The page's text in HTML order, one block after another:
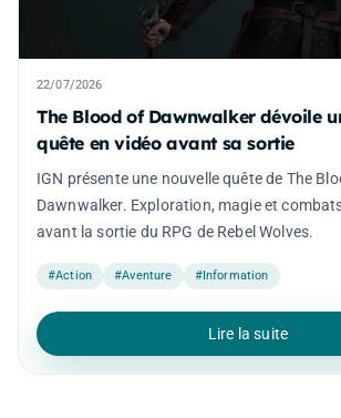
22/07/2026
The Blood of Dawnwalker dévoile
quête en vidéo avant sa sortie
IGN présente une nouvelle quête de The
Dawnwalker. Exploration, magie et
avant la sortie du RPG de Rebel Wolves.
#Action #Aventure #Information
Lire la suite